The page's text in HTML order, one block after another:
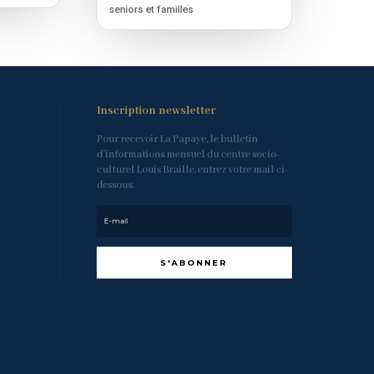
seniors et familles
Inscription newsletter
Pour recevoir La Papaye, le bulletin
d’informations mensuel du centre socio-
culturel Louis Braille, entrez votre mail ci-
dessous.
S'ABONNER